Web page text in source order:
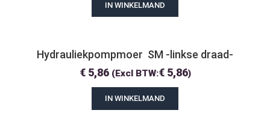
IN WINKELMAND
Hydrauliekpompmoer  SM -linkse draad-
€5,86 (Excl BTW:€5,86)
IN WINKELMAND